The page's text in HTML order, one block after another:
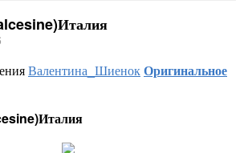
Валентина_ШиенокОригинальное